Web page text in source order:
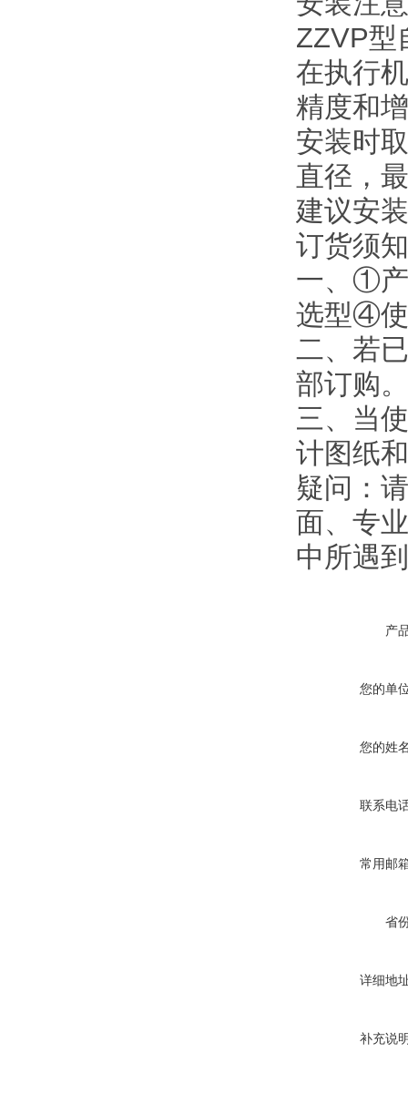
ZZVP型
在执行
精度和
安装时
直径，
建议安
订货须
一、①
选型④
二、若
部订购。
三、当
计图纸
疑问：
面、专
中所遇
产
您的单
您的姓
联系电
常用邮
省
详细地
补充说